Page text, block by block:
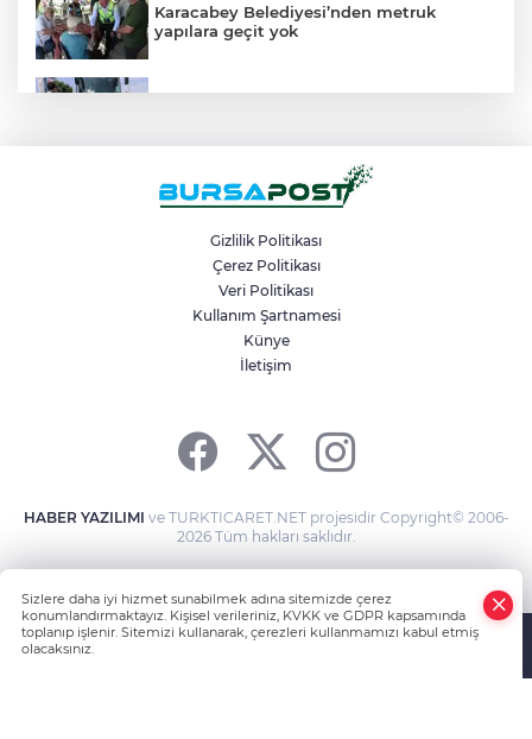
Karacabey Belediyesi’nden metruk
yapılara geçit yok
Bursa’da tarlalık alanı ateşe veren
Tarihi eser kaçakçısı sert kayaya çarptı
Gizlilik Politikası
Çerez Politikası
Veri Politikası
Kullanım Şartnamesi
Künye
İletişim
HABER YAZILIMI ve TURKTICARET.NET projesidir Copyright© 2006-
2026 Tüm hakları saklıdır.
Sizlere daha iyi hizmet sunabilmek adına sitemizde çerez
konumlandırmaktayız. Kişisel verileriniz, KVKK ve GDPR kapsamında
toplanıp işlenir. Sitemizi kullanarak, çerezleri kullanmamızı kabul etmiş
olacaksınız.